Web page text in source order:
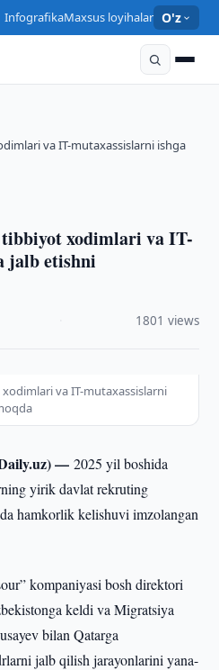
InfografikaMaxsus loyihalar O'z
va IT-mutaxassislarni ishga
xodimlari va IT-
jalb etishni
1801 views
va IT-mutaxassislarni
—2025 yil boshida
yirik davlat rekruting
hamkorlik kelishuvi imzolangan
kompaniyasi bosh direktori
keldi va Migratsiya
bilan Qatarga
jalb qilish jarayonlarini yana-